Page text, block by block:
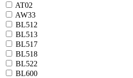
AT02
AW33
BL512
BL513
BL517
BL518
BL522
BL600